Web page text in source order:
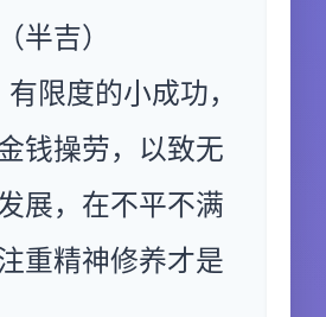
半吉）
限度的小成功，
钱操劳，以致无
展，在不平不满
重精神修养才是